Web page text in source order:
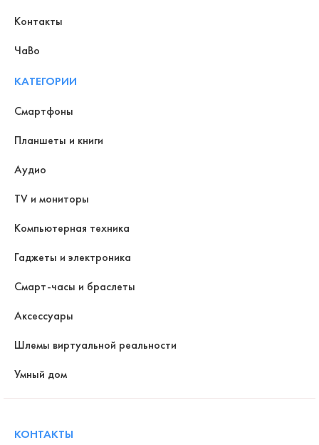
Контакты
ЧаВо
КАТЕГОРИИ
Смартфоны
Планшеты и книги
Аудио
TV и мониторы
Компьютерная техника
Гаджеты и электроника
Смарт-часы и браслеты
Аксессуары
Шлемы виртуальной реальности
Умный дом
КОНТАКТЫ